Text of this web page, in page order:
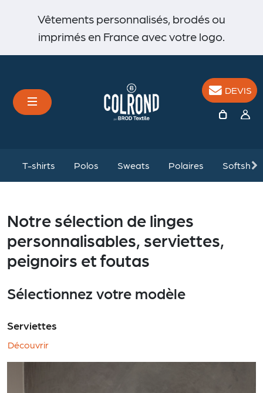
Vêtements personnalisés, brodés ou
imprimés en France avec votre logo.
DEVIS
T-shirts Polos Sweats Polaires
Notre sélection de linges
personnalisables, serviettes,
peignoirs et foutas
Sélectionnez votre modèle
Serviettes
Découvrir